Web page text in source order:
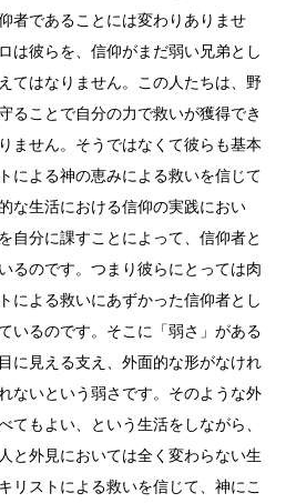
者であることには変わりありませ
は彼らを、信仰がまだ弱い兄弟とし
てはなりません。この人たちは、野
ることで自分の力で救いが獲得でき
ません。そうではなくて彼らも基本
による神の恵みによる救いを信じて
な生活における信仰の実践におい
自分に課すことによって、信仰者と
るのです。つまり彼らにとっては肉
による救いにあずかった信仰者とし
いるのです。そこに「弱さ」がある
に見える支え、外面的な形がなけれ
ないという弱さです。そのような外
てもよい、という生活をしながら、
と外見においては全く変わらない生
リストによる救いを信じて、神にこ